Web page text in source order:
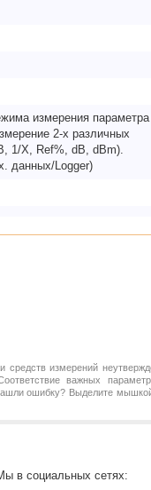
измерения
2-х различных
1/X, Ref%, dB, dBm).
данных/Logger)
средств измерений
важных
ошибку? Выделите
в социальных сетях: